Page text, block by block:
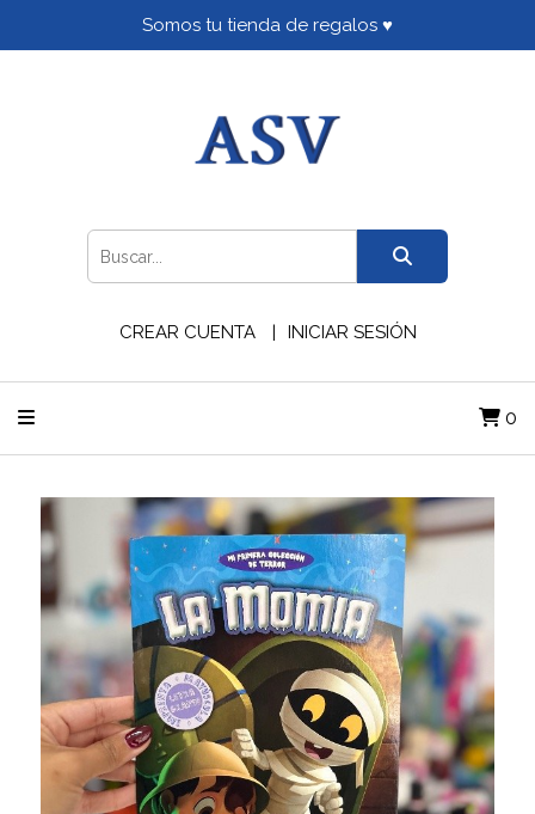
Somos tu tienda de regalos ♥
CREAR CUENTA INICIAR SESIÓN
0